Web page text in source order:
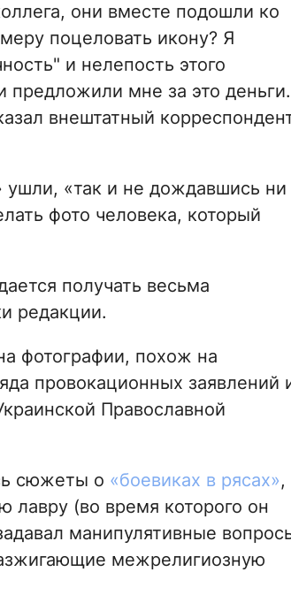
они вместе подошли ко
поцеловать икону? Я
и нелепость этого
предложили мне за это деньги.
внештатный
«так и не дождавшись ни
фото человека, который
получать весьма
редакции.
фотографии, похож на
провокационных заявлений
Православной
сюжеты о «боевиках в рясах»,
лавру (во время которого он
манипулятивные
межрелигиозную